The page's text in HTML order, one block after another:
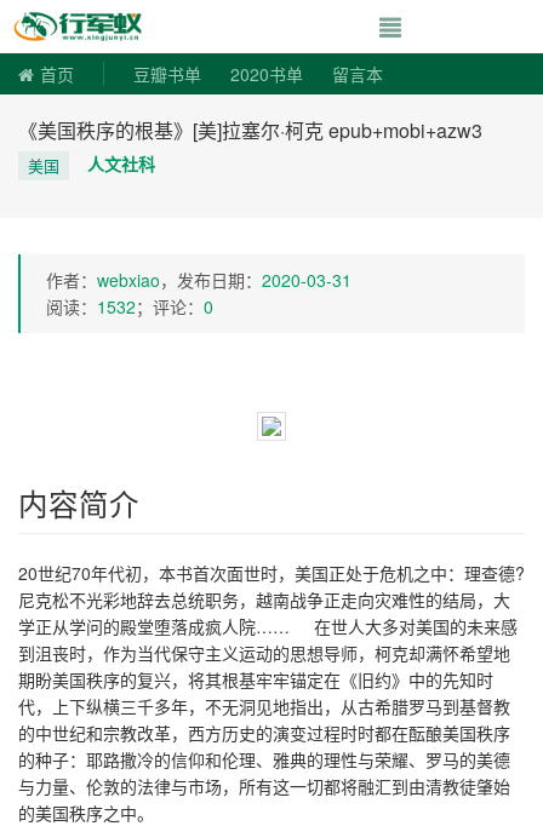
寻书令|走向自
首页 豆瓣书单 2020书单 留言本
《美国秩序的根基》[美]拉塞尔·柯克 epub+mobi+azw3
美国 人文社科
作者： webxiao，发布日期： 2020-03-31
阅读： 1532；评论： 0
内容简介
20世纪70年代初，本书首次面世时，美国正处于危机之中：理查德?
尼克松不光彩地辞去总统职务，越南战争正走向灾难性的结局，大
学正从学问的殿堂堕落成疯人院…… 在世人大多对美国的未来感
到沮丧时，作为当代保守主义运动的思想导师，柯克却满怀希望地
期盼美国秩序的复兴，将其根基牢牢锚定在《旧约》中的先知时
代，上下纵横三千多年，不无洞见地指出，从古希腊罗马到基督教
的中世纪和宗教改革，西方历史的演变过程时时都在酝酿美国秩序
的种子：耶路撒冷的信仰和伦理、雅典的理性与荣耀、罗马的美德
与力量、伦敦的法律与市场，所有这一切都将融汇到由清教徒肇始
的美国秩序之中。